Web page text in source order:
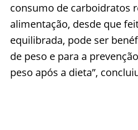
consumo de carboidratos
alimentação, desde que
equilibrada, pode ser
de peso e para a
peso após a dieta”,